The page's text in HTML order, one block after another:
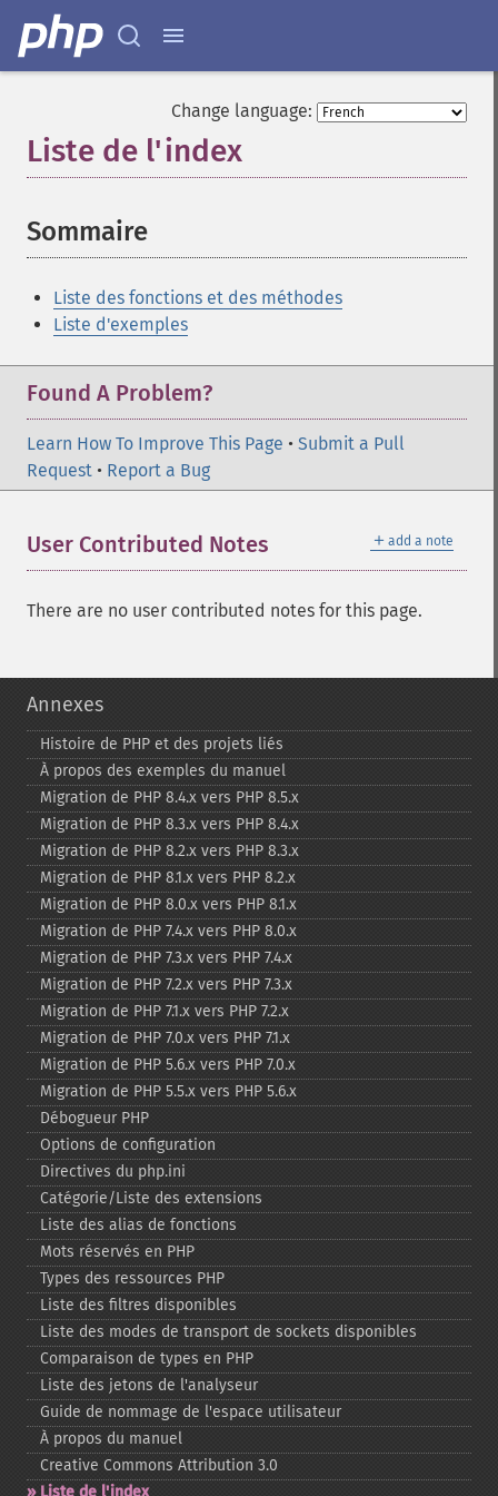
Change language:
Liste de l'index
Sommaire
Liste des fonctions et des méthodes
Liste d'exemples
Found A Problem?
Learn How To Improve This Page • Submit a Pull
Request • Report a Bug
＋ add a note
User Contributed Notes
There are no user contributed notes for this page.
Annexes
Histoire de PHP et des projets liés
À propos des exemples du manuel
Migration de PHP 8.4.x vers PHP 8.5.x
Migration de PHP 8.3.x vers PHP 8.4.x
Migration de PHP 8.2.x vers PHP 8.3.x
Migration de PHP 8.1.x vers PHP 8.2.x
Migration de PHP 8.0.x vers PHP 8.1.x
Migration de PHP 7.4.x vers PHP 8.0.x
Migration de PHP 7.3.x vers PHP 7.4.x
Migration de PHP 7.2.x vers PHP 7.3.x
Migration de PHP 7.1.x vers PHP 7.2.x
Migration de PHP 7.0.x vers PHP 7.1.x
Migration de PHP 5.6.x vers PHP 7.0.x
Migration de PHP 5.5.x vers PHP 5.6.x
Débogueur PHP
Options de configuration
Directives du php.ini
Catégorie/Liste des extensions
Liste des alias de fonctions
Mots réservés en PHP
Types des ressources PHP
Liste des filtres disponibles
Liste des modes de transport de sockets disponibles
Comparaison de types en PHP
Liste des jetons de l'analyseur
Guide de nommage de l'espace utilisateur
À propos du manuel
Creative Commons Attribution 3.0
Liste de l'index